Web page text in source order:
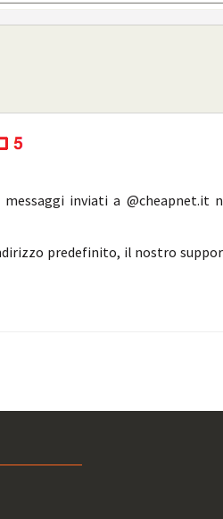
inviati a @cheapnet.it
predefinito, il nostro